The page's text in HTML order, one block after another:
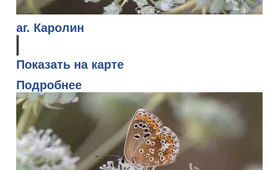
аг. Каролин
Показать на карте
Подробнее